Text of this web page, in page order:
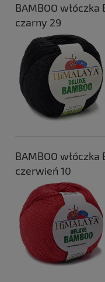
BAMBOO włóczka
czarny 29
BAMBOO włóczka
czerwień 10